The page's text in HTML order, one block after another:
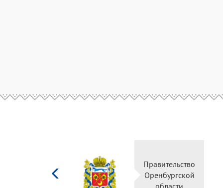
культуры
Российской
Правительство
Оренбургской
области